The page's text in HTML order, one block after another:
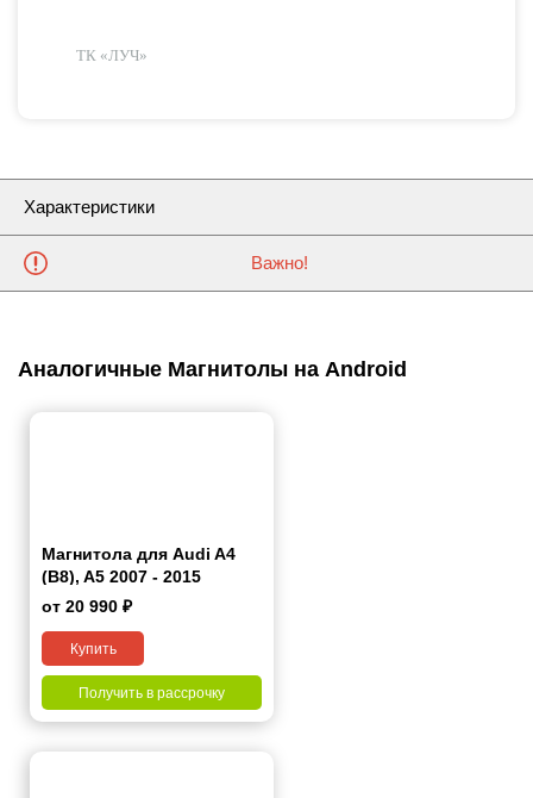
ТК «ЛУЧ»
Характеристики
Важно!
Аналогичные Магнитолы на Android
Магнитола для Audi A4
(B8), A5 2007 - 2015
от 20 990 ₽
Купить
Получить в рассрочку